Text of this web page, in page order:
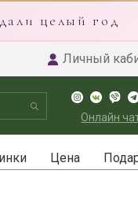
целый год
Личный
Онлайн
Цена